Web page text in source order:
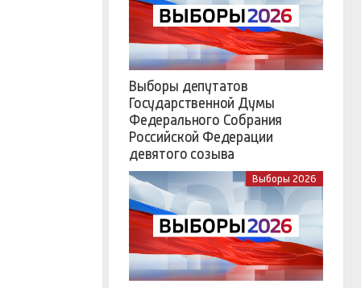
Выборы депутатов
Государственной Думы
Федерального Собрания
Российской Федерации
девятого созыва
Выборы 2026